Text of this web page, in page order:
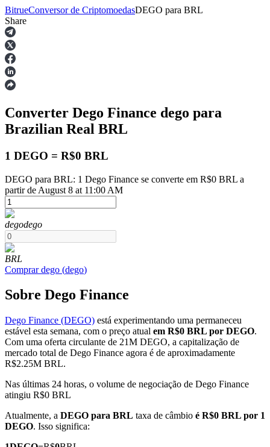
Futuros
Futuros de USDT
Futuros COIN-M
Futuros de criptomoeda
TradFi
Derivativos de ações, câmbio, metais preciosos e commodities
BitrueConversor de CriptomoedasDEGO para BRL
Share
Converter Dego Finance dego para
Brazilian Real BRL
1 DEGO = R$0 BRL
DEGO para BRL: 1 Dego Finance se converte em R$0 BRL a
partir de August 8 at 11:00 AM
degodego
BRL
Comprar dego (dego)
Sobre Dego Finance
Dego Finance (DEGO) está experimentando uma permaneceu
estável esta semana, com o preço atual em R$0 BRL por DEGO.
Com uma oferta circulante de 21M DEGO, a capitalização de
mercado total de Dego Finance agora é de aproximadamente
R$2.25M BRL.
Nas últimas 24 horas, o volume de negociação de Dego Finance
atingiu R$0 BRL
Atualmente, a DEGO para BRL taxa de câmbio é R$0 BRL por 1
DEGO. Isso significa: